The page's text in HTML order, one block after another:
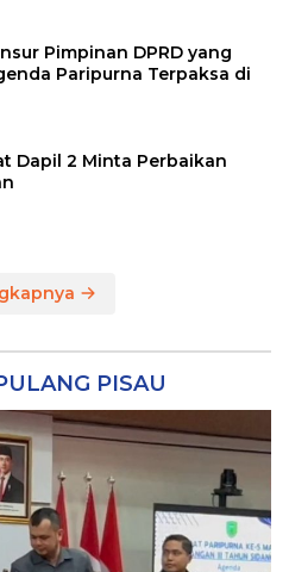
Pimpinan DPRD yang
Paripurna Terpaksa di
Dapil 2 Minta Perbaikan
PISAU